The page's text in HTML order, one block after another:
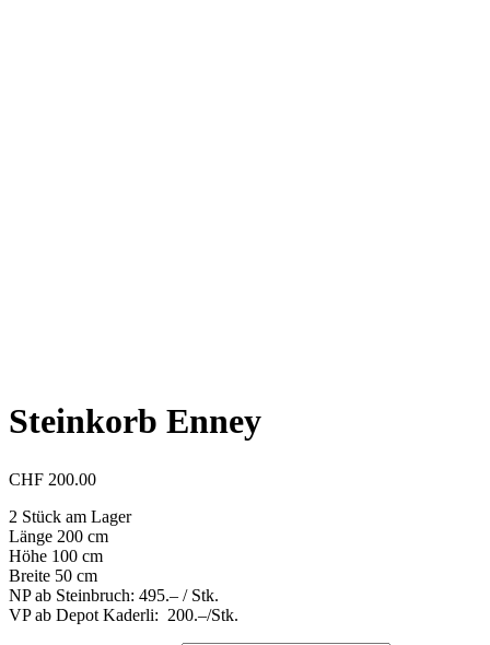
Steinkorb Enney
CHF 200.00
2 Stück am Lager
Länge 200 cm
Höhe 100 cm
Breite 50 cm
NP ab Steinbruch: 495.– / Stk.
VP ab Depot Kaderli: 200.–/Stk.